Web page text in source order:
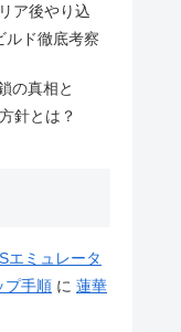
ア後やり込
ルド徹底考察
の真相と
針とは？
エミュレータ
プ手順 に 蓮華